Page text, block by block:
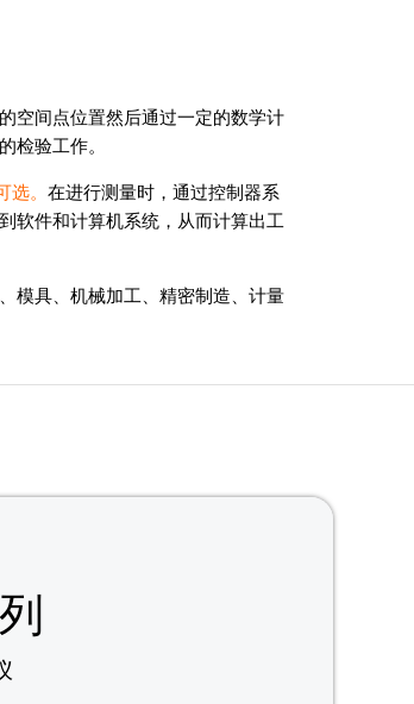
空间点位置然后通过一定的数学计
验工作。
。 在进行测量时，通过控制器系
软件和计算机系统，从而计算出工
模具、机械加工、精密制造、计量